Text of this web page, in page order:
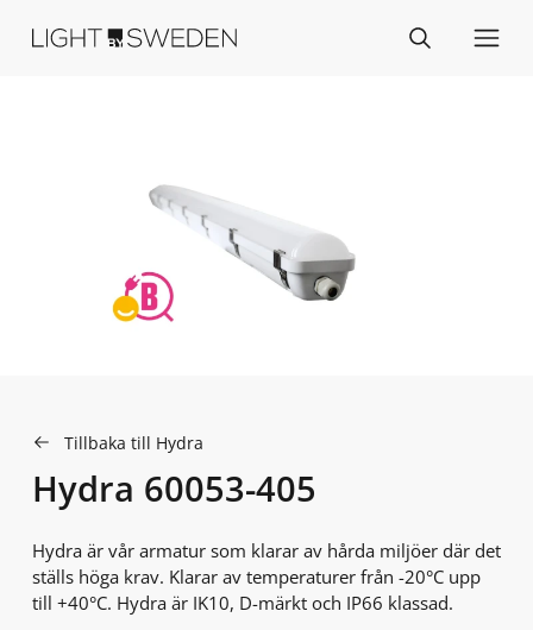
Tillbaka till Hydra
Hydra 60053-405
Hydra är vår armatur som klarar av hårda miljöer där det
ställs höga krav. Klarar av temperaturer från -20°C upp
till +40°C. Hydra är IK10, D-märkt och IP66 klassad.